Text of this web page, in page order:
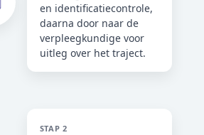
en identificatiecontrole,
daarna door naar de
verpleegkundige voor
uitleg over het traject.
STAP 2